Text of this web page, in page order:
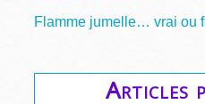
Flamme jumelle… vrai ou
Articles